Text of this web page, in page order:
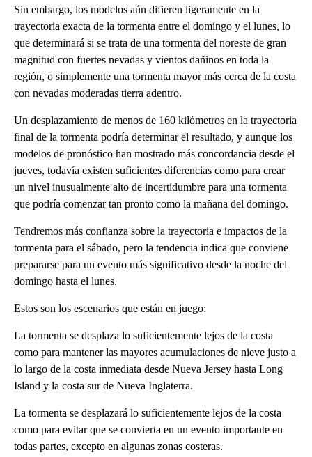
Sin embargo, los modelos aún difieren ligeramente en la
trayectoria exacta de la tormenta entre el domingo y el lunes, lo
que determinará si se trata de una tormenta del noreste de gran
magnitud con fuertes nevadas y vientos dañinos en toda la
región, o simplemente una tormenta mayor más cerca de la costa
con nevadas moderadas tierra adentro.
Un desplazamiento de menos de 160 kilómetros en la trayectoria
final de la tormenta podría determinar el resultado, y aunque los
modelos de pronóstico han mostrado más concordancia desde el
jueves, todavía existen suficientes diferencias como para crear
un nivel inusualmente alto de incertidumbre para una tormenta
que podría comenzar tan pronto como la mañana del domingo.
Tendremos más confianza sobre la trayectoria e impactos de la
tormenta para el sábado, pero la tendencia indica que conviene
prepararse para un evento más significativo desde la noche del
domingo hasta el lunes.
Estos son los escenarios que están en juego:
La tormenta se desplaza lo suficientemente lejos de la costa
como para mantener las mayores acumulaciones de nieve justo a
lo largo de la costa inmediata desde Nueva Jersey hasta Long
Island y la costa sur de Nueva Inglaterra.
La tormenta se desplazará lo suficientemente lejos de la costa
como para evitar que se convierta en un evento importante en
todas partes, excepto en algunas zonas costeras.